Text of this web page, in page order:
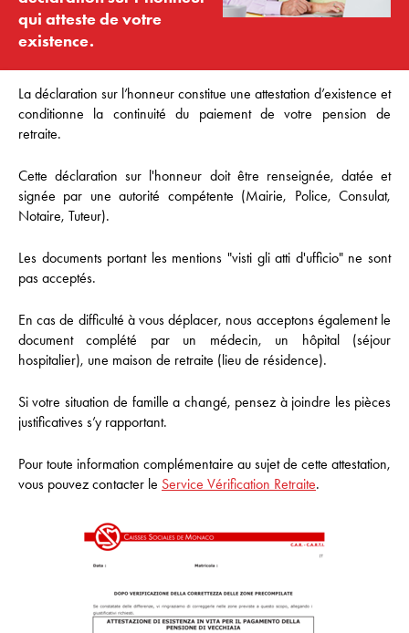
qui atteste de votre
existence.
La déclaration sur l’honneur constitue une attestation d’existence et
conditionne la continuité du paiement de votre pension de
retraite.
Cette déclaration sur l'honneur doit être renseignée, datée et
signée par une autorité compétente (Mairie, Police, Consulat,
Notaire, Tuteur).
Les documents portant les mentions "visti gli atti d'ufficio" ne sont
pas acceptés.
En cas de difficulté à vous déplacer, nous acceptons également le
document complété par un médecin, un hôpital (séjour
hospitalier), une maison de retraite (lieu de résidence).
Si votre situation de famille a changé, pensez à joindre les pièces
justificatives s’y rapportant.
Pour toute information complémentaire au sujet de cette attestation,
vous pouvez contacter le Service Vérification Retraite.